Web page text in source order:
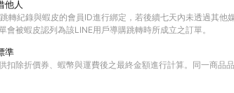
他人
轉紀錄與蝦皮的會員ID進行綁定，若後續七天內未透過其他
會被蝦皮認列為該LINE用戶導購跳轉時所成立之訂單。
準
扣除折價券、蝦幣與運費後之最終金額進行計算。同一商品